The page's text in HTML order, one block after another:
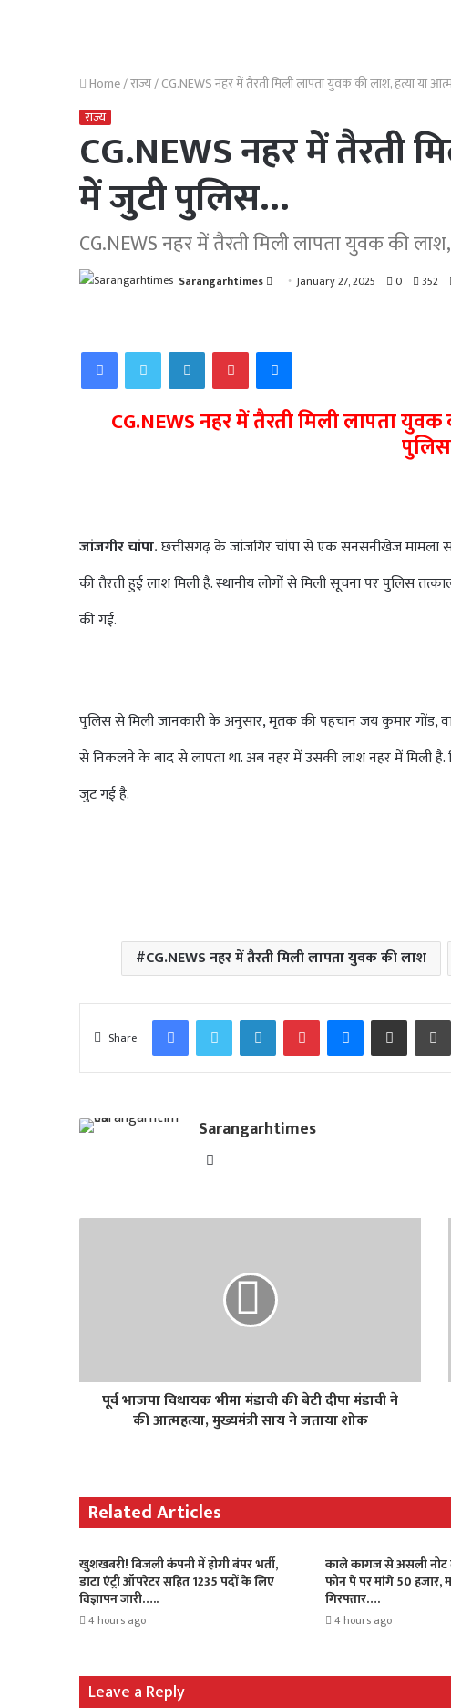
Home/राज्य/CG.NEWS नहर में तैरती मिली लापता युवक की लाश, हत्या या
राज्य
CG.NEWS नहर में तैरती
में जुटी पुलिस…
CG.NEWS नहर में तैरती मिली लापता युवक की
Sarangarhtimes
Send January 27, 2025 0 352
FacebookTwitterLinkedInPinterestMessenger
CG.NEWS नहर में तैरती मिली लापता
जांजगीर चांपा.छत्तीसगढ़ के जांजगिर चांपा से एक सनसनीखेज मामला
की तैरती हुई लाश मिली है. स्थानीय लोगों से मिली सूचना पर पुलिस
की गई.
पुलिस से मिली जानकारी के अनुसार, मृतक की पहचान जय कुमार गोंड,
से निकलने के बाद से लापता था. अब नहर में उसकी लाश नहर में मिली
जुट गई है.
CG.NEWS नहर में तैरती मिली लापता युवक की लाश
Share
FacebookTwitterLinkedInPinterestMessenger
Share via Email
Sarangarhtimes
Website
पूर्व भाजपा विधायक भीमा मंडावी की बेटी दीपा मंडावी ने
की आत्महत्या, मुख्यमंत्री साय ने जताया शोक
Related Articles
खुशखबरी! बिजली कंपनी में होगी बंपर भर्ती,
डाटा एंट्री ऑपरेटर सहित 1235 पदों के लिए
विज्ञापन जारी…..
4 hours ago
काले कागज से असली नोट
फोन पे पर मांगे 50 हजार,
गिरफ्तार….
4 hours ago
Leave a Reply